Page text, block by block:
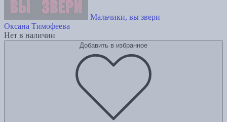
Мальчики, вы звери
Оксана Тимофеева
Нет в наличии
Добавить в избранное